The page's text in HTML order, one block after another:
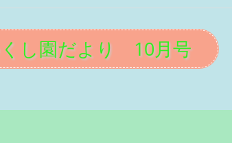
し園だより 10月号